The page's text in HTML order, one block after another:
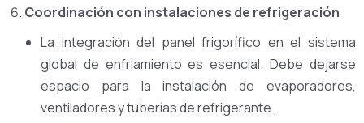
Coordinación con instalaciones de refrigeración
La integración del panel frigorífico en el sistema
global de enfriamiento es esencial. Debe dejarse
espacio para la instalación de evaporadores,
ventiladores y tuberías de refrigerante.